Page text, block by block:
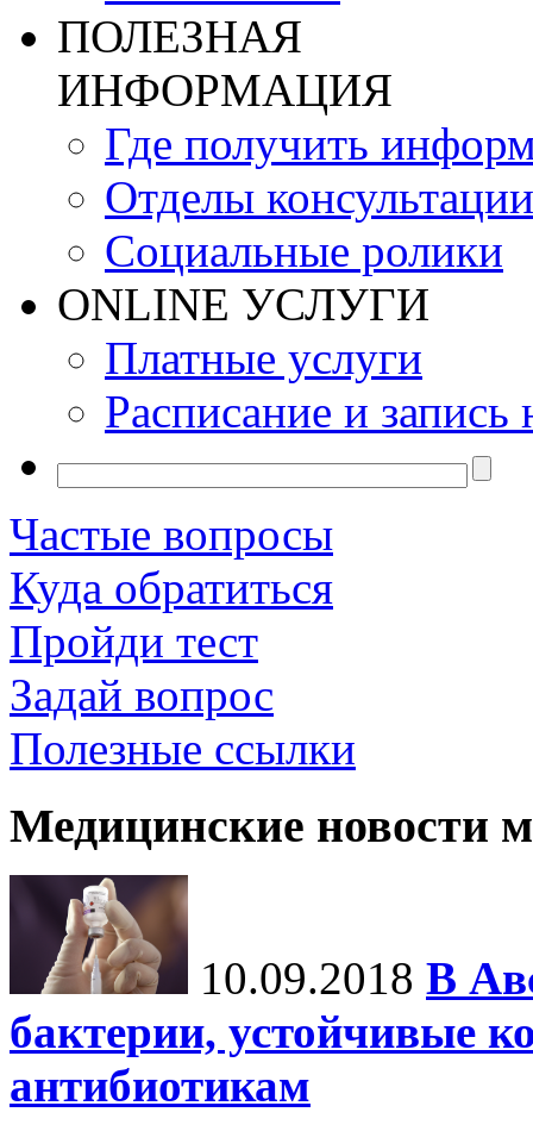
ПОЛЕЗНАЯ
ИНФОРМАЦИЯ
Где получить
Отделы консультации
Социальные ролики
ONLINE УСЛУГИ
Платные услуги
Расписание и запись
Частые вопросы
Куда обратиться
Пройди тест
Задай вопрос
Полезные ссылки
Медицинские новости
10.09.2018 В
бактерии, устойчивые
антибиотикам